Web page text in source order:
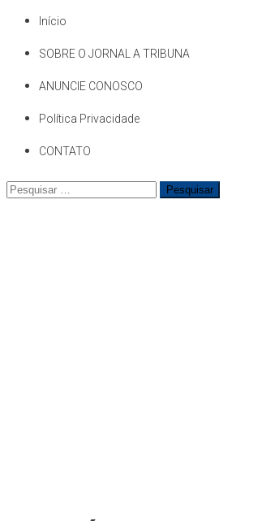
Início
SOBRE O JORNAL A TRIBUNA
ANUNCIE CONOSCO
Política Privacidade
CONTATO
Pesquisar